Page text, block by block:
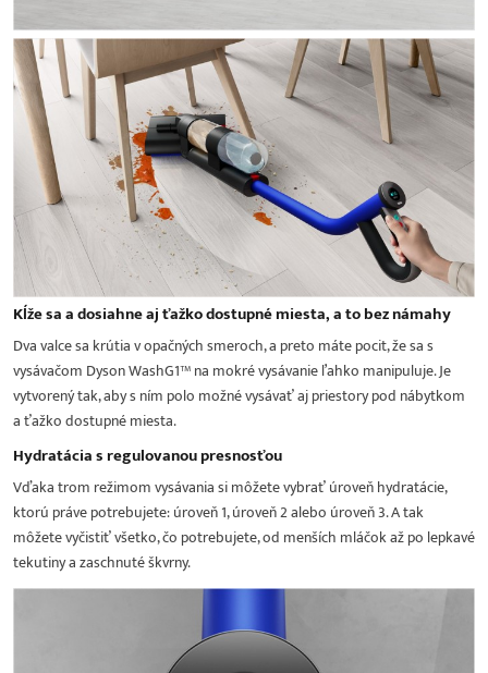
Kĺže sa a dosiahne aj ťažko dostupné miesta, a to bez námahy
Dva valce sa krútia v opačných smeroch, a preto máte pocit, že sa s
vysávačom Dyson WashG1™ na mokré vysávanie ľahko manipuluje. Je
vytvorený tak, aby s ním polo možné vysávať aj priestory pod nábytkom
a ťažko dostupné miesta.
Hydratácia s regulovanou presnosťou
Vďaka trom režimom vysávania si môžete vybrať úroveň hydratácie,
ktorú práve potrebujete: úroveň 1, úroveň 2 alebo úroveň 3. A tak
môžete vyčistiť všetko, čo potrebujete, od menších mláčok až po lepkavé
tekutiny a zaschnuté škvrny.